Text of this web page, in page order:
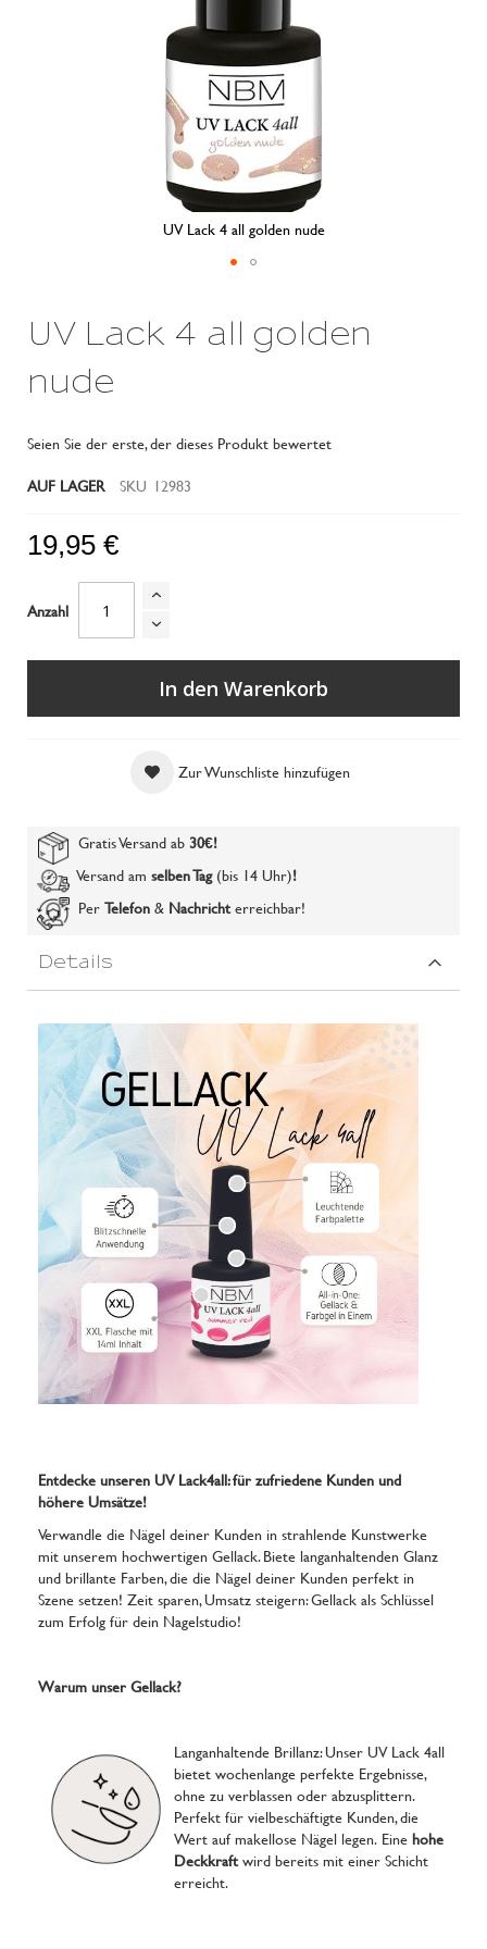
UV Lack 4 all golden nude
springen
UV Lack 4 all golden
nude
Seien Sie der erste, der dieses Produkt bewertet
AUF LAGER
SKU 12983
19,95 €
Anzahl
In den Warenkorb
Zur Wunschliste hinzufügen
Gratis Versand ab 30€!
Versand am selben Tag(bis 14 Uhr)!
PerTelefon& Nachrichterreichbar!
Details
Entdecke unseren UV Lack4all: für zufriedene Kunden und
höhere Umsätze!
Verwandle die Nägel deiner Kunden in strahlende Kunstwerke
mit unserem hochwertigen Gellack. Biete langanhaltenden Glanz
und brillante Farben, die die Nägel deiner Kunden perfekt in
Szene setzen! Zeit sparen, Umsatz steigern: Gellack als Schlüssel
zum Erfolg für dein Nagelstudio!
Warum unser Gellack?
Langanhaltende Brillanz: Unser UV Lack 4all
bietet wochenlange perfekte Ergebnisse,
ohne zu verblassen oder abzusplittern.
Perfekt für vielbeschäftigte Kunden, die
Wert auf makellose Nägel legen. Einehohe
Deckkraftwird bereits mit einer Schicht
erreicht.